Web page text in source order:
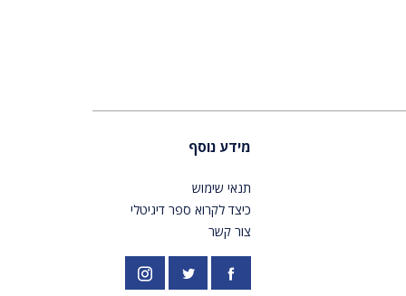
מידע נוסף
תנאי שימוש
כיצד לקרוא ספר דיגיטלי
צור קשר
פייסבוק PardesPublish
אינסטגרם